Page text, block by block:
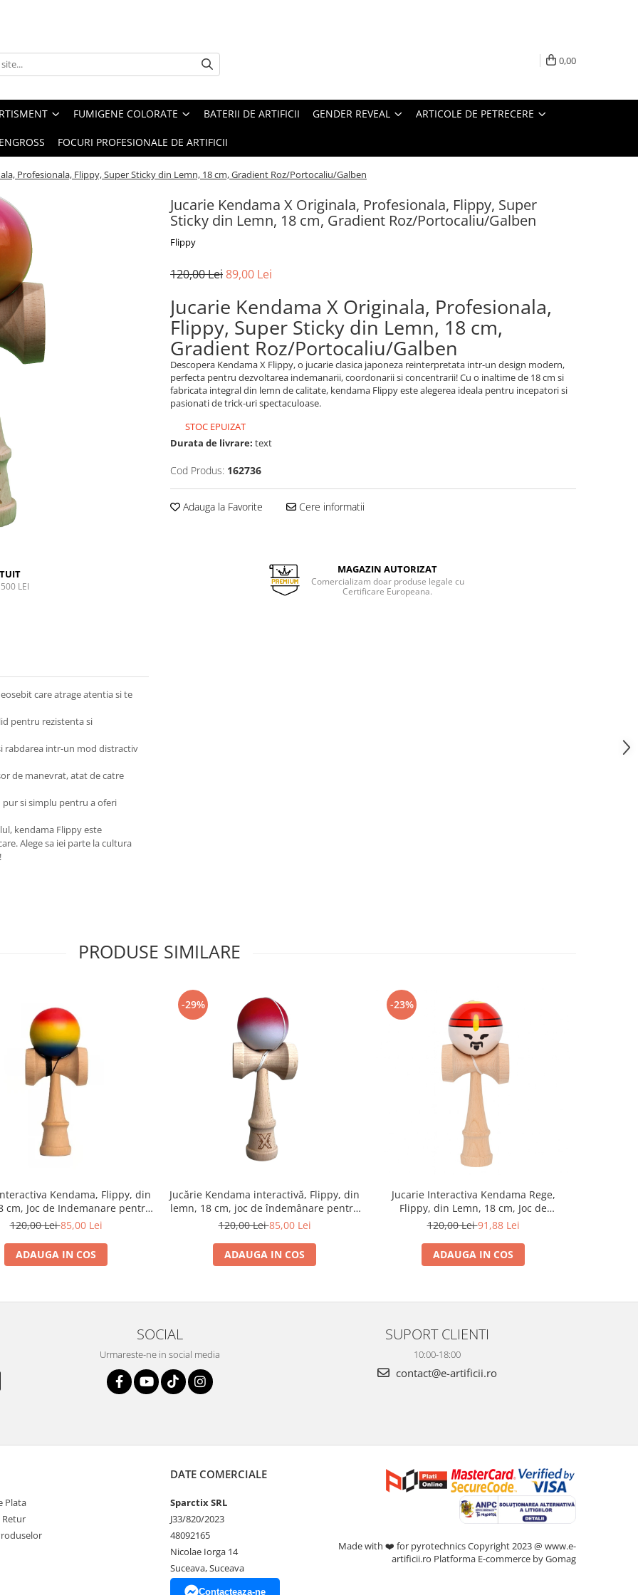
0,00
FUMIGENE COLORATE BATERII DE ARTIFICII GENDER REVEAL ARTICOLE DE PETRECERE
FOCURI PROFESIONALE DE ARTIFICII
Profesionala, Flippy, Super Sticky din Lemn, 18 cm, Gradient Roz/Portocaliu/Galben
Jucarie Kendama X Originala, Profesionala, Flippy, Super
Sticky din Lemn, 18 cm, Gradient Roz/Portocaliu/Galben
Flippy
120,00 Lei89,00 Lei
Jucarie Kendama X Originala, Profesionala,
Flippy, Super Sticky din Lemn, 18 cm,
Gradient Roz/Portocaliu/Galben
Descopera Kendama X Flippy, o jucarie clasica japoneza reinterpretata intr-un design modern,
perfecta pentru dezvoltarea indemanarii, coordonarii si concentrarii! Cu o inaltime de 18 cm si
fabricata integral din lemn de calitate, kendama Flippy este alegerea ideala pentru incepatori si
pasionati de trick-uri spectaculoase.
STOC EPUIZAT
Durata de livrare: text
Cod Produs: 162736
Adauga la Favorite Cere informatii
LEI
MAGAZIN AUTORIZAT
Comercializam doar produse legale cu
Certificare Europeana.
care atrage atentia si te
pentru rezistenta si
rabdarea intr-un mod distractiv
de manevrat, atat de catre
si simplu pentru a oferi
kendama Flippy este
Alege sa iei parte la cultura
PRODUSE SIMILARE
Kendama, Flippy, din
cm, Joc de Indemanare pentru
Adulti, Model Gradient 8, Rosu/
120,00 Lei85,00 Lei
ADAUGA IN COS
-29%
Jucărie Kendama interactivă, Flippy, din
lemn, 18 cm, joc de îndemânare pentru
copii și adulți, model gradient - roz și
120,00 Lei85,00 Lei
ADAUGA IN COS
-23%
Jucarie Interactiva Kendama Rege,
Flippy, din Lemn, 18 cm, Joc de
Indemanare pentru Copii si Adulti,
120,00 Lei91,88 Lei
ADAUGA IN COS
SOCIAL
Urmareste-ne in social media
SUPORT CLIENTI
10:00-18:00
contact@e-artificii.ro
Plata
Retur
DATE COMERCIALE
Sparctix SRL
J33/820/2023
48092165
Nicolae Iorga 14
Suceava, Suceava
Contacteaza-ne
Made with ❤️ for pyrotechnics Copyright 2023 @ www.e-
artificii.ro Platforma E-commerce by Gomag